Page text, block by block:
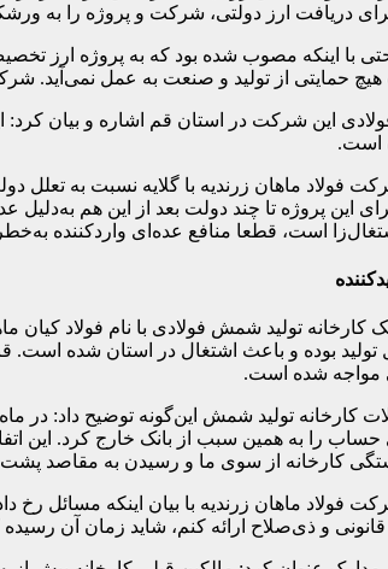
دریافت ارز دولتی، شرکت و پروژه را به
با اینکه مصوب شده بود که به پروژه ارز
هیچ حمایتی از تولید و صنعت به عمل نمی‌آید.
این شرکت در استان قم اشاره و بیان کرد:
است.
فولاد ماهان زرندیه با گلایه نسبت به تعلل
این پروژه تا چند دولت بعد از این هم به‌دلیل
است، قطعا منافع عده‌ای واردکننده
کارخانه تولید شمش فولادی با ‌نام فولاد کیان
تولید بوده و باعث اشتغال در استان شده است.
مواجه شده است.
تولید شمش این‌گونه توضیح داد: در ماه
را به همین سبب از بانک خارج کرد. این
کارخانه از سوی ما و رسیدن به مقاصد پشت
فولاد ماهان زرندیه با بیان اینکه مسائل
و ذی‌صلاح ارائه کنم، شاید زمان آن